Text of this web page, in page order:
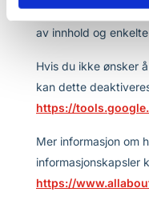
kan forhindre tilgang
av innhold og
Hvis du ikke ønsker
kan dette
https://
Mer informasjon om
informasjonskapsler
https://